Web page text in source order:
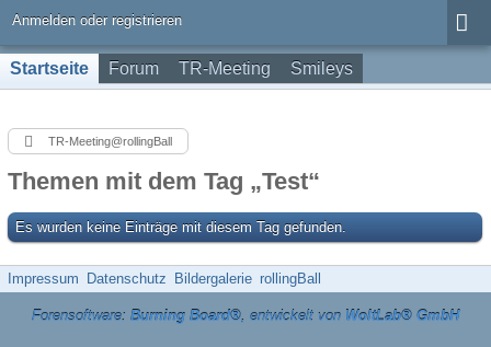
Anmelden oder registrieren
Startseite Forum TR-Meeting Smileys
TR-Meeting@rollingBall
Themen mit dem Tag „Test“
Es wurden keine Einträge mit diesem Tag gefunden.
Impressum Datenschutz Bildergalerie rollingBall
Forensoftware: Burning Board®, entwickelt von WoltLab® GmbH